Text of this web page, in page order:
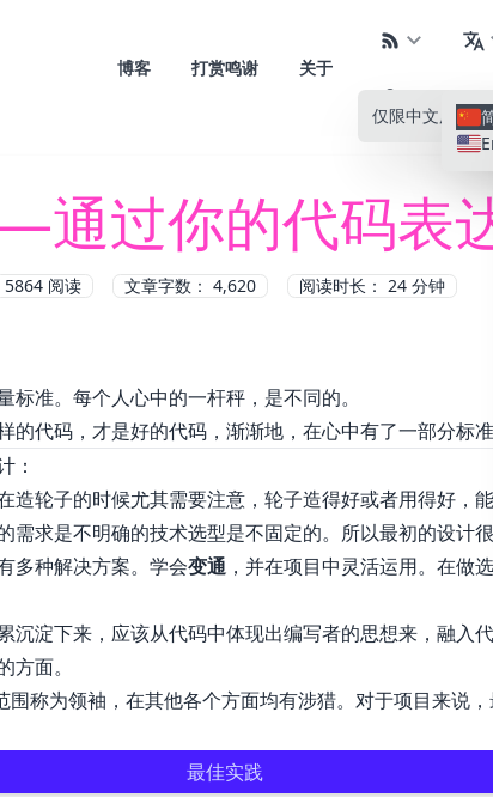
博客 打赏鸣谢 关于
仅限中文所有
过你的代码表
5864 阅读 文章字数： 4,620 阅读时长： 24 分钟
准。每个人心中的一杆秤，是不同的。
代码，才是好的代码，渐渐地，在心中有了一部分标
：
造轮子的时候尤其需要注意，轮子造得好或者用得好，
需求是不明确的技术选型是不固定的。所以最初的设计
多种解决方案。学会变通，并在项目中灵活运用。在做
淀下来，应该从代码中体现出编写者的思想来，融入
面。
围称为领袖，在其他各个方面均有涉猎。对于项目来说
最佳实践